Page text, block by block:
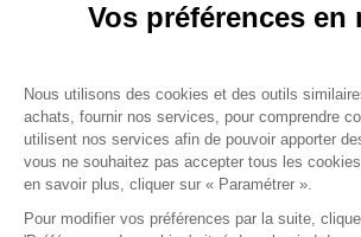
Vos préférences en
Nous utilisons des cookies et des outils
achats, fournir nos services, pour comprendre
utilisent nos services afin de pouvoir apporter
vous ne souhaitez pas accepter tous les
en savoir plus, cliquer sur « Paramétrer ».
Pour modifier vos préférences par la suite,
NEWSLETTER